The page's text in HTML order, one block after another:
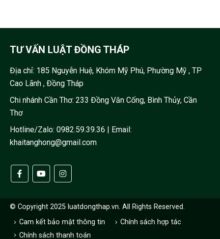
TƯ VẤN LUẬT ĐỒNG THÁP
Địa chỉ: 185 Nguyễn Huệ, Khóm Mỹ Phú, Phường Mỹ , TP
Cao Lãnh , Đồng Tháp
Chi nhánh Cần Thơ: 233 Đồng Văn Cống, Bình Thủy, Cần
Thơ
Hotline/Zalo: 0982.59.39.36 | Email:
khaitanghong@gmail.com
© Copyright 2025 luatdongthap.vn. All Rights Reserved.
Cam kết bảo mật thông tin
Chính sách hợp tác
Chính sách thanh toán